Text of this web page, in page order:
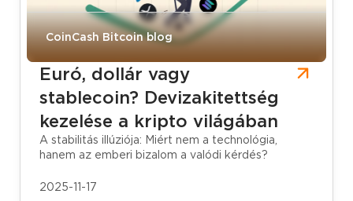
CoinCash Bitcoin blog
Euró, dollár vagy
stablecoin? Devizakitettség
kezelése a kripto világában
A stabilitás illúziója: Miért nem a technológia,
hanem az emberi bizalom a valódi kérdés?
2025-11-17